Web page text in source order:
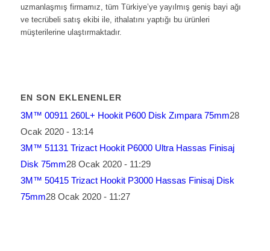
uzmanlaşmış firmamız, tüm Türkiye’ye yayılmış geniş bayi ağı
ve tecrübeli satış ekibi ile, ithalatını yaptığı bu ürünleri
müşterilerine ulaştırmaktadır.
EN SON EKLENENLER
3M™ 00911 260L+ Hookit P600 Disk Zımpara 75mm28
Ocak 2020 - 13:14
3M™ 51131 Trizact Hookit P6000 Ultra Hassas Finisaj
Disk 75mm28 Ocak 2020 - 11:29
3M™ 50415 Trizact Hookit P3000 Hassas Finisaj Disk
75mm28 Ocak 2020 - 11:27